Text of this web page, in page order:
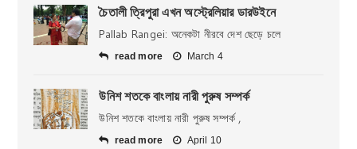
চৈতালী ত্রিপুরা এখন অস্ট্রেলিয়ার ডারউইনে
Pallab Rangei: অনেকটা নীরবে দেশ ছেড়ে চলে
read more March 4
উনিশ শতকে বাংলায় নারী পুরুষ সম্পর্ক
উনিশ শতকে বাংলায় নারী পুরুষ সম্পর্ক ,
read more April 10